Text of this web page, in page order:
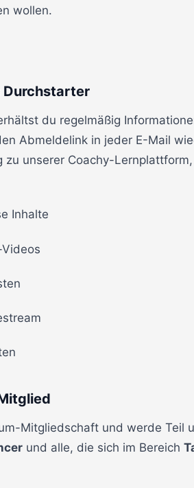
wollen.
Durchstarter
du regelmäßig
Abmeldelink in jeder E-Mail
zu unserer Coachy-
Inhalte
Mitgliedschaft und werde Teil
und alle, die sich im Bereich